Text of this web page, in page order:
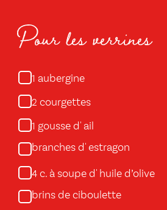
Pour les verrines
1 aubergine
2 courgettes
1 gousse d' ail
branches d' estragon
4 c. à soupe d' huile d’olive
brins de ciboulette